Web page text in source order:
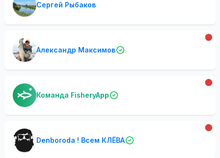
Сергей Рыбаков
Александр Максимов
Команда FisheryApp
Denboroda ! Всем КЛЁВА